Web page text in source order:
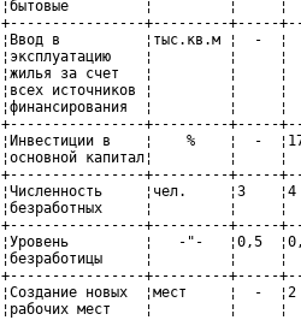
¦бытовые         ¦         ¦
+----------------+---------+-----
¦Ввод в          ¦тыс.кв.м ¦  -
¦эксплуатацию    ¦         ¦
¦жилья за счет   ¦         ¦
¦всех источников ¦         ¦
¦финансирования  ¦         ¦
+----------------+---------+-----
¦Инвестиции в    ¦    %    ¦  -
¦основной капитал¦         ¦
+----------------+---------+-----
¦Численность     ¦чел.     ¦3
¦безработных     ¦         ¦
+----------------+---------+-----
¦Уровень         ¦   -"-   ¦0,5
¦безработицы     ¦         ¦
+----------------+---------+-----
¦Создание новых  ¦мест     ¦
¦рабочих мест    ¦         ¦